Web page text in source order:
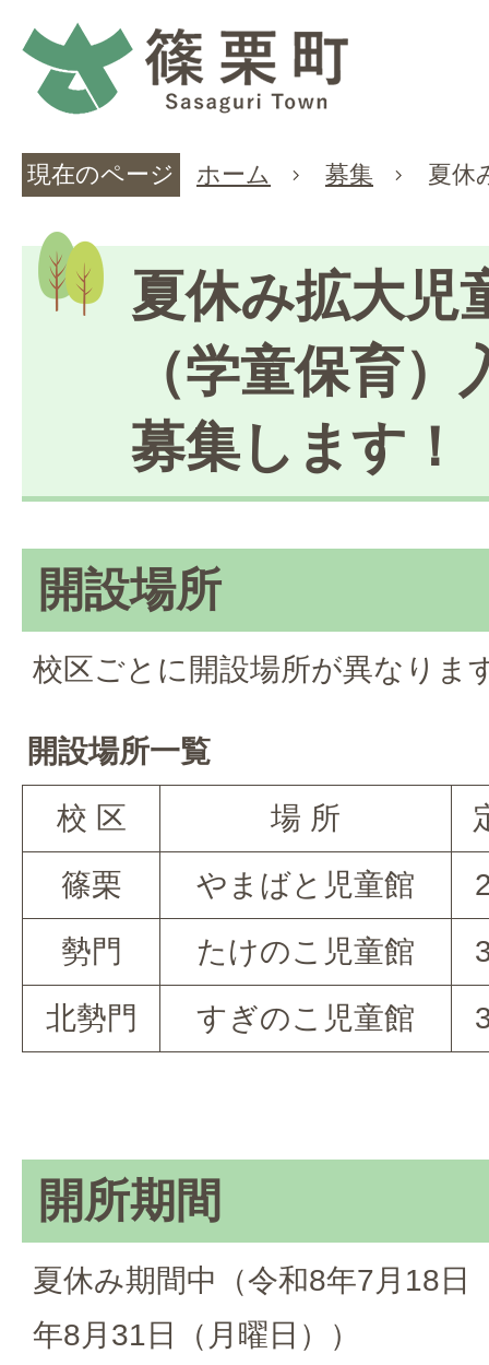
現在のページ ホーム 募集 夏休
夏休み拡大児
（学童保育
募集します！
開設場所
校区ごとに開設場所が異なりま
開設場所一覧
校 区
場 所
篠栗
やまばと児童館
勢門
たけのこ児童館
北勢門
すぎのこ児童館
開所期間
夏休み期間中（令和8年7月18日
年8月31日（月曜日））